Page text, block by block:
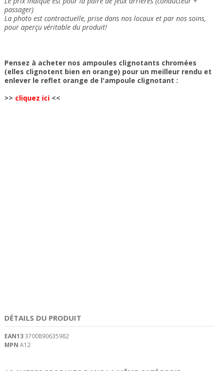
passager)
La photo est contractuelle, prise dans nos locaux et par nos soins,
pour aperçu véritable du produit!
Pensez à acheter nos ampoules clignotants chromées
(elles clignotent bien en orange) pour un meilleur rendu et
enlever le reflet orange de l'ampoule clignotant :
>> cliquez ici <<
DÉTAILS DU PRODUIT
EAN133700890635982
MPN A12